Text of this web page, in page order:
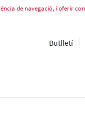
de navegació, i oferir
Butlletí